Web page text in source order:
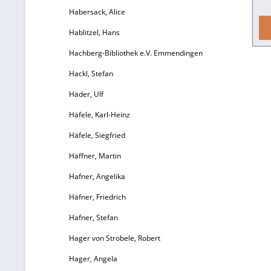
Habersack, Alice
Hablitzel, Hans
Hachberg-Bibliothek e.V. Emmendingen
Hackl, Stefan
Häder, Ulf
Häfele, Karl-Heinz
Häfele, Siegfried
Häffner, Martin
Hafner, Angelika
Häfner, Friedrich
Hafner, Stefan
Hager von Strobele, Robert
Hager, Angela